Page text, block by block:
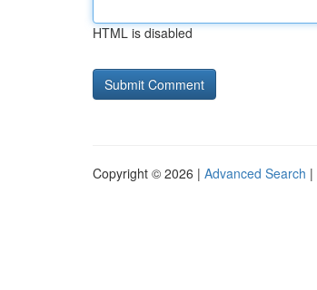
HTML is disabled
Copyright © 2026 | Advanced Search |